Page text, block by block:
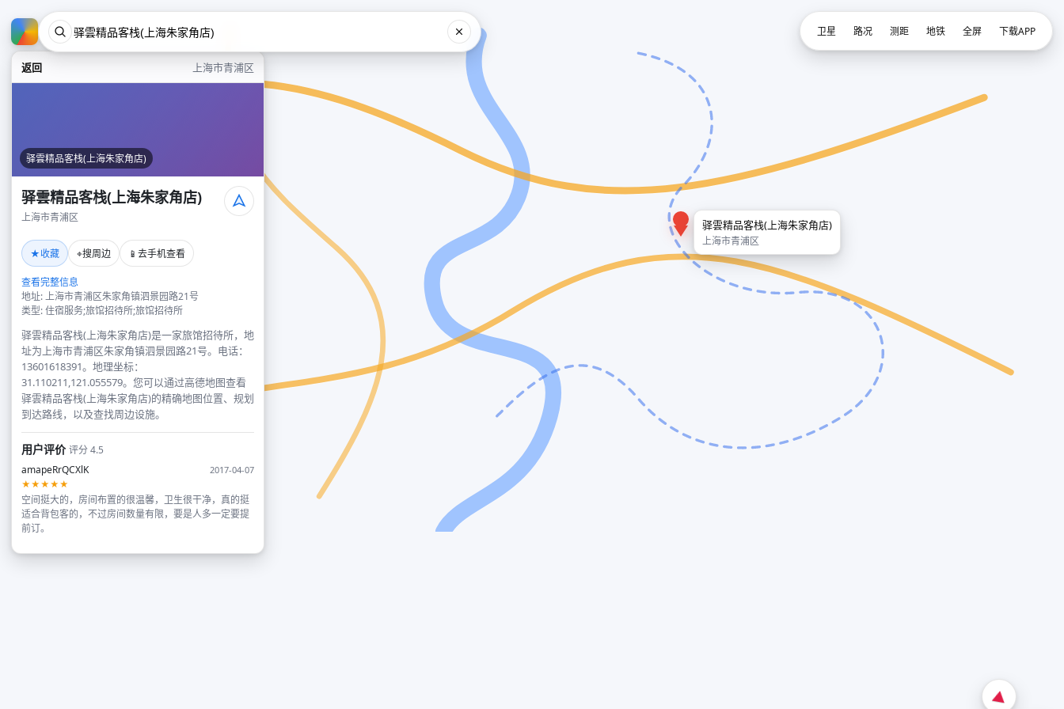
返回 上海市青浦区
驿雲精品客栈(上海朱家角店)
驿雲精品客栈(上海朱家角店)
上海市青浦区
★收藏 ⌖搜周边 📱 去手机查看
查看完整信息
地址: 上海市青浦区朱家角镇泗景园路21号
类型: 住宿服务;旅馆招待所;旅馆招待所
驿雲精品客栈(上海朱家角店)是一家旅馆招待所，地
址为上海市青浦区朱家角镇泗景园路21号。电话：
13601618391。地理坐标：
31.110211,121.055579。您可以通过高德地图查看
驿雲精品客栈(上海朱家角店)的精确地图位置、规划
到达路线，以及查找周边设施。
用户评价评分 4.5
amapeRrQCXlK
2017-04-07
★★★★★
空间挺大的，房间布置的很温馨，卫生很干净，真的挺
适合背包客的，不过房间数量有限，要是人多一定要提
前订。
驿雲精品客栈(上海朱家角店)
上海市青浦区
卫星 路况 测距 地铁 全屏 下载APP